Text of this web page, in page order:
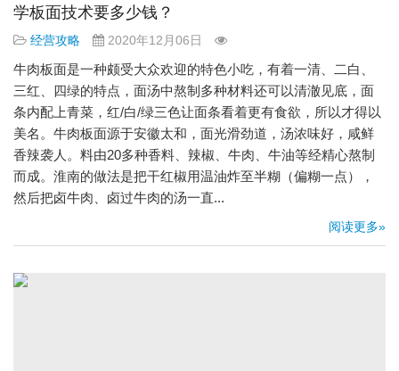
学板面技术要多少钱？
经营攻略 2020年12月06日
牛肉板面是一种颇受大众欢迎的特色小吃，有着一清、二白、
三红、四绿的特点，面汤中熬制多种材料还可以清澈见底，面
条内配上青菜，红/白/绿三色让面条看着更有食欲，所以才得以
美名。牛肉板面源于安徽太和，面光滑劲道，汤浓味好，咸鲜
香辣袭人。料由20多种香料、辣椒、牛肉、牛油等经精心熬制
而成。淮南的做法是把干红椒用温油炸至半糊（偏糊一点），
然后把卤牛肉、卤过牛肉的汤一直...
阅读更多»